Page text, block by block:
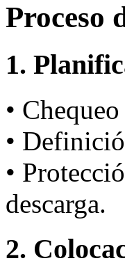
Proceso
1.
•
•
•
descarga.
2.